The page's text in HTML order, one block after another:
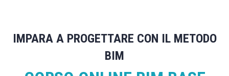
IMPARA A PROGETTARE CON IL METODO
BIM